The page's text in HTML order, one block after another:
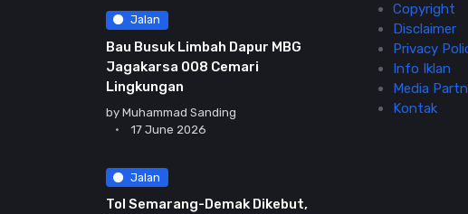
Jalan
Bau Busuk Limbah Dapur MBG
Jagakarsa 008 Cemari
Lingkungan
by Muhammad Sanding
17 June 2026
Jalan
Tol Semarang-Demak Dikebut,
Copyright
Disclaimer
Privacy
Info Iklan
Media
Kontak